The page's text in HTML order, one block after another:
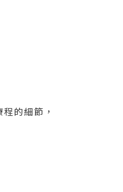
的細節，